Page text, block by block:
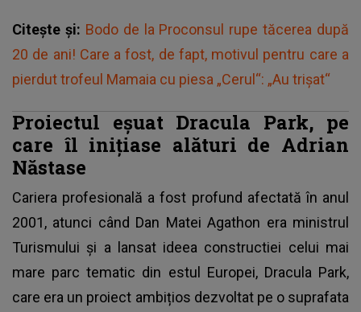
Citește și: Bodo de la Proconsul rupe tăcerea după
20 de ani! Care a fost, de fapt, motivul pentru care a
pierdut trofeul Mamaia cu piesa „Cerul“: „Au trișat“
Proiectul eșuat Dracula Park, pe
care îl inițiase alături de Adrian
Năstase
Cariera profesională a fost profund afectată în anul
2001, atunci când Dan Matei Agathon era ministrul
Turismului și a lansat ideea constructiei celui mai
mare parc tematic din estul Europei, Dracula Park,
care era un proiect ambițios dezvoltat pe o suprafata